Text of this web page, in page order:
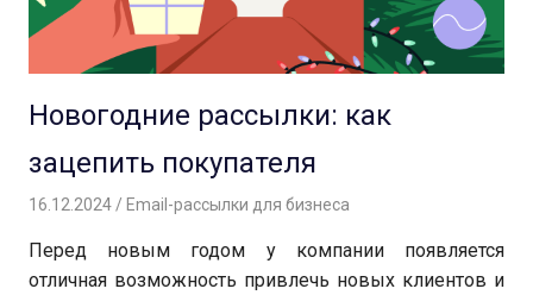
Новогодние рассылки: как
зацепить покупателя
16.12.2024 Андрей
Email-рассылки для бизнеса
Перед новым годом у компании появляется
отличная возможность привлечь новых клиентов и